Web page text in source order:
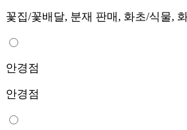
꽃집/꽃배달, 분재 판매, 화초/식물,
안경점
안경점